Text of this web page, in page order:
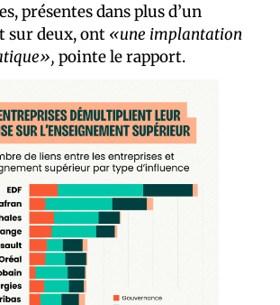
présentes dans plus d’un
sur deux, ont «une implantation
pointe le rapport.